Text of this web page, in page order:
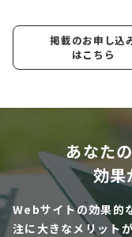
掲載のお申し込
はこちら
あなた
効果
Webサイトの効果的
注に大きなメリットが